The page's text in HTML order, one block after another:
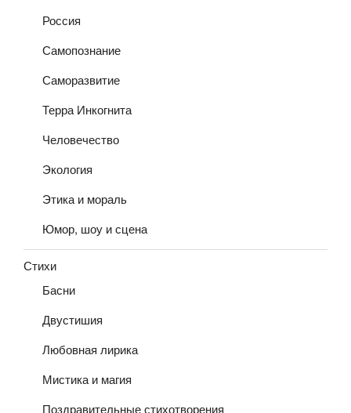
Россия
Самопознание
Саморазвитие
Терра Инкогнита
Человечество
Экология
Этика и мораль
Юмор, шоу и сцена
Стихи
Басни
Двустишия
Любовная лирика
Мистика и магия
Поздравительные стихотворения